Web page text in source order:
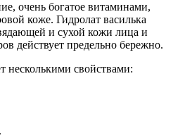
очень богатое витаминами,
коже. Гидролат василька
и сухой кожи лица и
действует предельно бережно.
несколькими свойствами: